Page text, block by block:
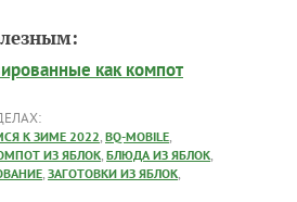
как компот
К ЗИМЕ 2022, BQ-MOBILE,
ИЗ ЯБЛОК, БЛЮДА ИЗ ЯБЛОК,
, ЗАГОТОВКИ ИЗ ЯБЛОК,